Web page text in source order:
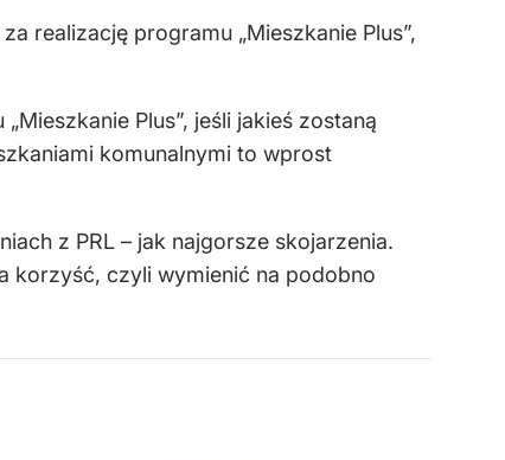
realizację programu „Mieszkanie Plus”,
Plus”, jeśli jakieś zostaną
komunalnymi to wprost
z PRL – jak najgorsze skojarzenia.
korzyść, czyli wymienić na podobno